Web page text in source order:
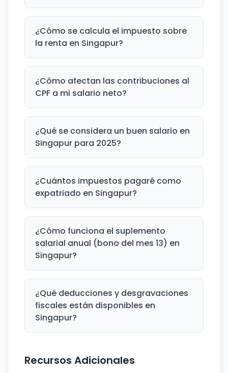
¿Cómo se calcula el impuesto sobre
la renta en Singapur?
¿Cómo afectan las contribuciones al
CPF a mi salario neto?
¿Qué se considera un buen salario en
Singapur para 2025?
¿Cuántos impuestos pagaré como
expatriado en Singapur?
¿Cómo funciona el suplemento
salarial anual (bono del mes 13) en
Singapur?
¿Qué deducciones y desgravaciones
fiscales están disponibles en
Singapur?
Recursos Adicionales